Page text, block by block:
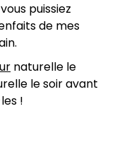
puissiez
de mes
naturelle le
le soir avant
!